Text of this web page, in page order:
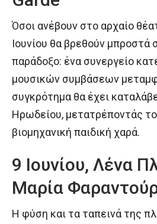
Όσοι ανέβουν στο αρχαίο
Ιουνίου θα βρεθούν μπροστά
παράδοξο: ένα συνεργείο
μουσικών συμβάσεων
συγκρότημα θα έχει
Ηρωδείου, μετατρέποντάς το
βιομηχανική παιδική χαρά.
9 Ιουνίου, Λένα
Μαρία
Η φύση και τα ταπεινά της